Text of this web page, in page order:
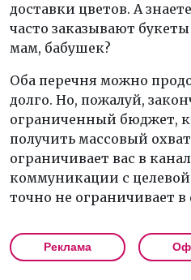
доставки цветов. А
часто заказывают
мам, бабушек?
Оба перечня можно
долго. Но, пожалуй,
ограниченный бюджет,
получить массовый
ограничивает вас в
коммуникации с
точно не ограничивает
Реклама